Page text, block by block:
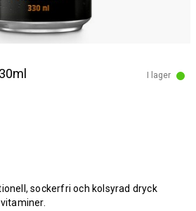
I lager
sockerfri och kolsyrad dryck